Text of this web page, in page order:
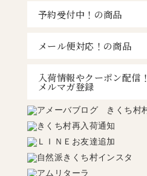
予約受付中！の商品
メール便対応！の商品
入荷情報やクーポン配信！
メルマガ登録